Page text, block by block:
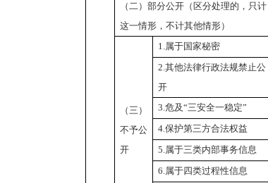
（二）部分公开（ 区分处理的，只计
这一情形，不计其他情形）
（三）
不予公
开
1.属于国家秘密
2.其他法律行政法规禁止公
开
3.危及“三安全一稳定”
4.保护第三方合法权益
5.属于三类内部事务信息
6.属于四类过程性信息